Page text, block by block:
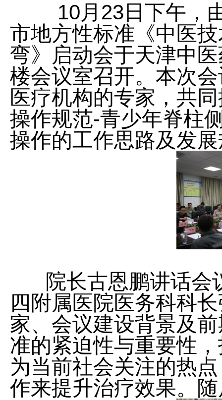
10月23日下午，由
市地方性标准《中医
弯》启动会于天津中
楼会议室召开。本次
医疗机构的专家，共
操作规范-青少年脊柱
操作的工作思路及发
院长古恩鹏讲话会
四附属医院医务科科
家、会议建设背景及
准的紧迫性与重要性
为当前社会关注的热
作来提升治疗效果。